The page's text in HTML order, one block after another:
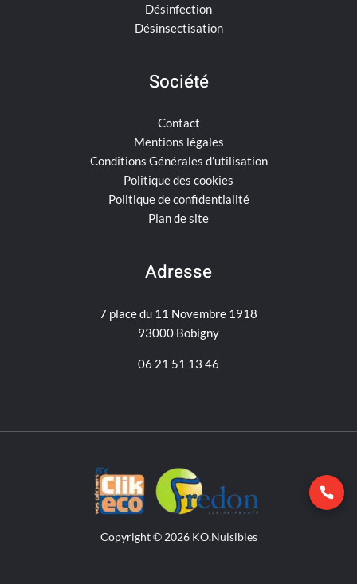
Désinfection
Désinsectisation
Société
Contact
Mentions légales
Conditions Générales d’utilisation
Politique des cookies
Politique de confidentialité
Plan de site
Adresse
7 place du 11 Novembre 1918
93000 Bobigny
06 21 51 13 46
Copyright © 2026 KO.Nuisibles